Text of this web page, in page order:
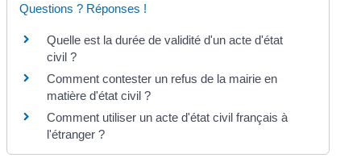
Questions ? Réponses !
Quelle est la durée de validité d'un acte d'état
civil ?
Comment contester un refus de la mairie en
matière d'état civil ?
Comment utiliser un acte d'état civil français à
l'étranger ?